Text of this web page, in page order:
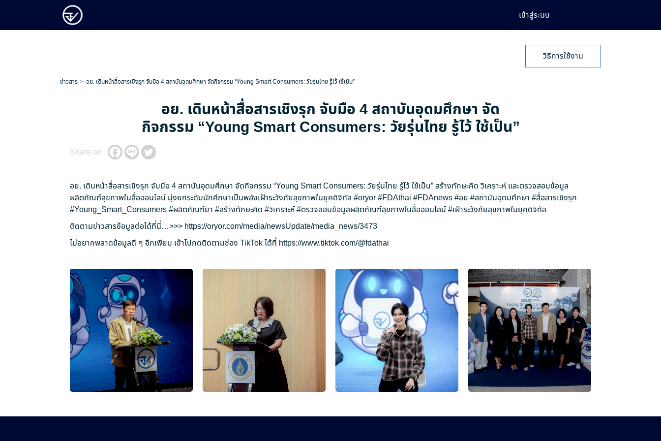
เข้าสู่ระบบ
วิธีการใช้งาน
ข่าวสาร อย. เดินหน้าสื่อสารเชิงรุก จับมือ 4 สถาบันอุดมศึกษา จัดกิจกรรม “Young Smart Consumers: วัยรุ่นไทย รู้ไว้ ใช้เป็น”
อย. เดินหน้าสื่อสารเชิงรุก จับมือ 4 สถาบันอุดมศึกษา จัด
กิจกรรม “Young Smart Consumers: วัยรุ่นไทย รู้ไว้ ใช้เป็น”
Share on
อย. เดินหน้าสื่อสารเชิงรุก จับมือ 4 สถาบันอุดมศึกษา จัดกิจกรรม “Young Smart Consumers: วัยรุ่นไทย รู้ไว้ ใช้เป็น” สร้างทักษะคิด วิเคราะห์ และตรวจสอบข้อมูล
ผลิตภัณฑ์สุขภาพในสื่อออนไลน์ มุ่งยกระดับนักศึกษาเป็นพลังเฝ้าระวังภัยสุขภาพในยุคดิจิทัล #oryor#FDAthai #FDAnews#อย #สถาบันอุดมศึกษา #สื่อสารเชิงรุก
#Young_Smart_Consumers#ผลิตภัณฑ์ยา #สร้างทักษะคิด #วิเคราะห์#ตรวจสอบข้อมูลผลิตภัณฑ์สุขภาพในสื่อออนไลน์#เฝ้าระวังภัยสุขภาพในยุคดิจิทัล
ติดตามข่าวสารข้อมูลต่อได้ที่นี่…>>> https://oryor.com/media/newsUpdate/media_news/3473
ไม่อยากพลาดข้อมูลดี ๆ อีกเพียบ เข้าไปกดติดตามช่อง TikTok ได้ที่ https://www.tiktok.com/@fdathai